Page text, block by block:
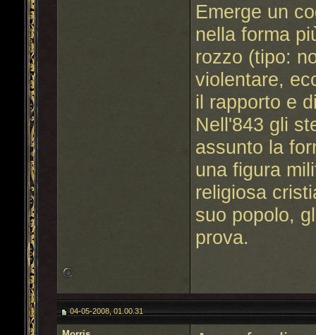
Emerge un
nella forma
rozzo (tipo:
violentare,
il rapporto e
Nell'843 gli
assunto la
una figura
religiosa
suo popolo,
prova.
04-05-2008, 01.00.31